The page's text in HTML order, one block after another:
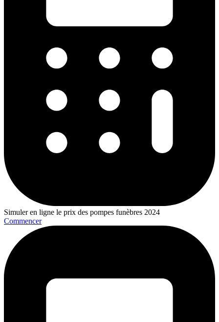
Simuler en ligne le prix des pompes funèbres 2024
Commencer